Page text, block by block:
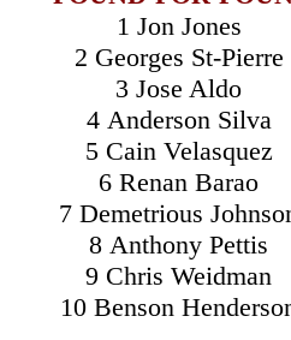
1 Jon Jones
2 Georges St-Pierre
3 Jose Aldo
4 Anderson Silva
5 Cain Velasquez
6 Renan Barao
7 Demetrious
8 Anthony Pettis
9 Chris Weidman
10 Benson